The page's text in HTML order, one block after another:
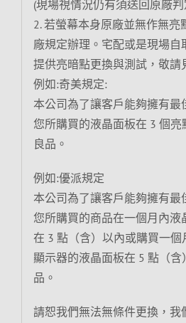
(現場視情況仍有須送回原廠判
2. 若螢幕本身原廠並無作無亮
廠規定辦理。宅配或是現場自
提供亮暗點更換與測試，敬請
例如:奇美規定:
本公司為了讓客戶能夠擁有最
您所購買的液晶面板在 3 個
良品。
例如:優派規定
本公司為了讓客戶能夠擁有最
您所購買的商品在一個月內液
在 3 點（含）以內或購買一
顯示器的液晶面板在 5 點（
品。
請恕我們無法無條件更換，我